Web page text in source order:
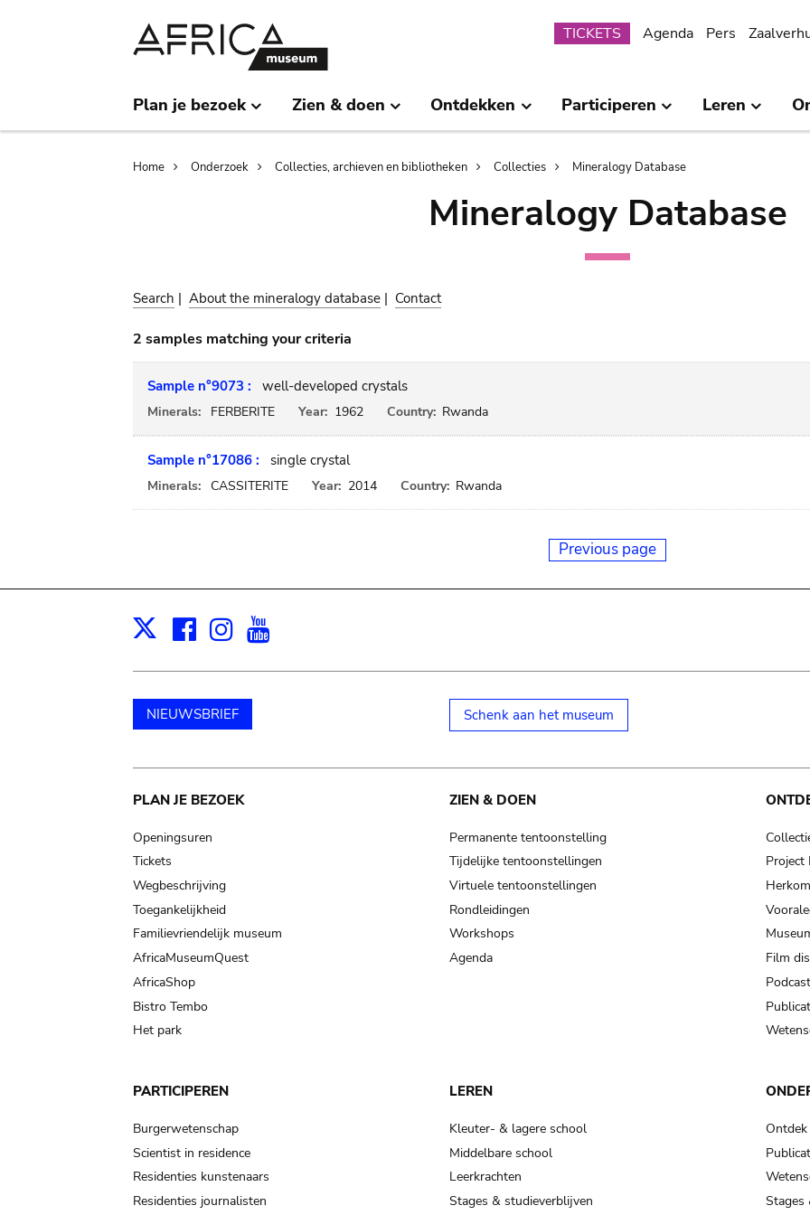
Submenu
TICKETS Agenda Pers
Plan je bezoek Zien & doen Ontdekken Participeren Leren
Breadcrumb
Home Onderzoek Collecties, archieven en bibliotheken Collecties Mineralogy Database
Mineralogy Database
Search | About the mineralogy database | Contact
2 samples matching your criteria
Sample n°9073 : well-developed crystals
Minerals: FERBERITE Year: 1962 Country: Rwanda
Sample n°17086 : single crystal
Minerals: CASSITERITE Year: 2014 Country: Rwanda
Previous page
X Facebook
Instagram
NIEUWSBRIEF Schenk aan het museum
Main
navigation
PLAN JE BEZOEK
Openingsuren
Tickets
Wegbeschrijving
Toegankelijkheid
Familievriendelijk museum
AfricaMuseumQuest
AfricaShop
Bistro Tembo
Het park
ZIEN & DOEN
Permanente tentoonstelling
Tijdelijke tentoonstellingen
Virtuele tentoonstellingen
Rondleidingen
Workshops
Agenda
Project
Film
PARTICIPEREN
Burgerwetenschap
Scientist in residence
Residenties kunstenaars
Residenties journalisten
LEREN
Kleuter- & lagere school
Middelbare school
Leerkrachten
Stages & studieverblijven
Stages